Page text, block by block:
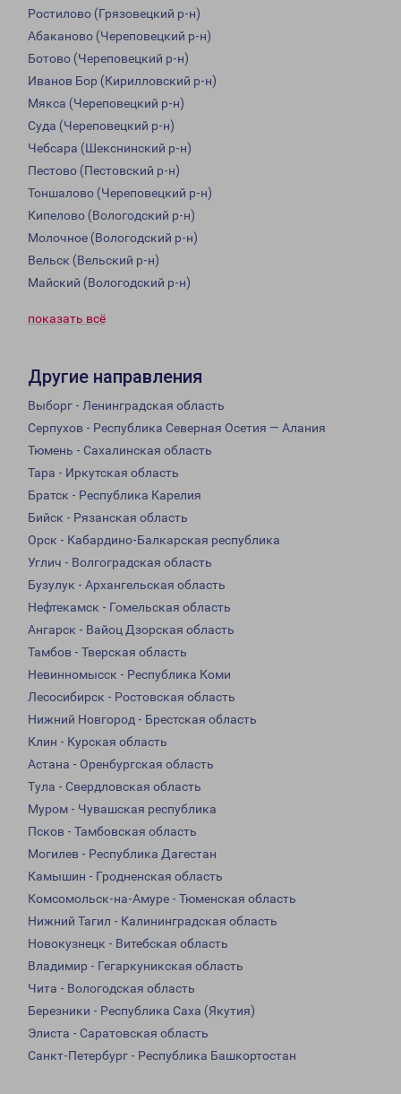
Ростилово (Грязовецкий р-н)
Абаканово (Череповецкий р-н)
Ботово (Череповецкий р-н)
Иванов Бор (Кирилловский р-н)
Мякса (Череповецкий р-н)
Суда (Череповецкий р-н)
Чебсара (Шекснинский р-н)
Пестово (Пестовский р-н)
Тоншалово (Череповецкий р-н)
Кипелово (Вологодский р-н)
Молочное (Вологодский р-н)
Вельск (Вельский р-н)
Майский (Вологодский р-н)
показать всё
Другие направления
Выборг - Ленинградская область
Серпухов - Республика Северная Осетия — Алания
Тюмень - Сахалинская область
Тара - Иркутская область
Братск - Республика Карелия
Бийск - Рязанская область
Орск - Кабардино-Балкарская республика
Углич - Волгоградская область
Бузулук - Архангельская область
Нефтекамск - Гомельская область
Ангарск - Вайоц Дзорская область
Тамбов - Тверская область
Невинномысск - Республика Коми
Лесосибирск - Ростовская область
Нижний Новгород - Брестская область
Клин - Курская область
Астана - Оренбургская область
Тула - Свердловская область
Муром - Чувашская республика
Псков - Тамбовская область
Могилев - Республика Дагестан
Камышин - Гродненская область
Комсомольск-на-Амуре - Тюменская область
Нижний Тагил - Калининградская область
Новокузнецк - Витебская область
Владимир - Гегаркуникская область
Чита - Вологодская область
Березники - Республика Саха (Якутия)
Элиста - Саратовская область
Санкт-Петербург - Республика Башкортостан